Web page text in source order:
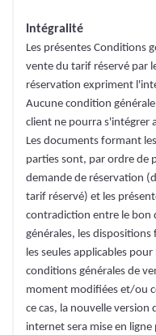
Intégralité
Les présentes Conditions
vente du tarif réservé par
réservation expriment
Aucune condition
client ne pourra s'intégrer
Les documents formant
parties sont, par ordre de
demande de réservation
tarif réservé) et les
contradiction entre le bon
générales, les
les seules applicables
conditions générales de
moment modifiées et/ou
ce cas, la nouvelle version
internet sera mise en ligne